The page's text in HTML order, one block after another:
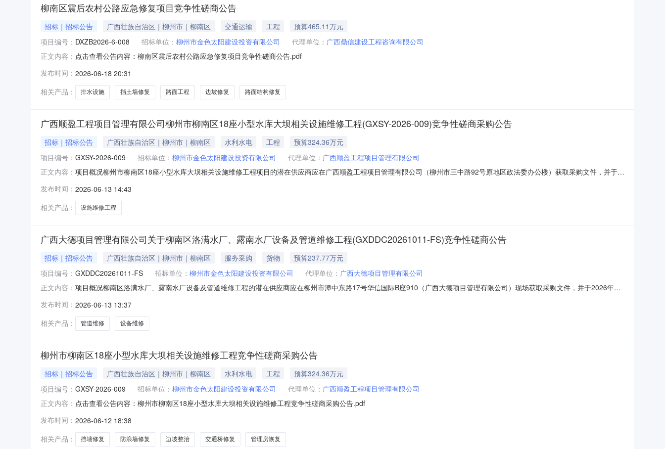
柳南区震后农村公路应急修复项目竞争性磋商公告
招标｜招标公告 广西壮族自治区｜柳州市｜柳南区 交通运输 工程
预算465.11万元
项目编号： DXZB2026-6-008 招标单位： 柳州市金色太阳建设投资有限公司 代理单位： 广西鼎信建设工程咨询有限公司
正文内容： 点击查看公告内容：柳南区震后农村公路应急修复项目竞争性磋商公告.pdf
发布时间： 2026-06-18 20:31
相关产品：
排水设施 挡土墙修复 路面工程 边坡修复 路面结构修复
广西顺盈工程项目管理有限公司柳州市柳南区18座小型水库大坝相关设施维修工程(GXSY-2026-009)竞争性磋商采购公告
招标｜招标公告 广西壮族自治区｜柳州市｜柳南区 水利水电 工程
预算324.36万元
项目编号： GXSY-2026-009 招标单位： 柳州市金色太阳建设投资有限公司 代理单位： 广西顺盈工程项目管理有限公司
正文内容： 项目概况柳州市柳南区18座小型水库大坝相关设施维修工程项目的潜在供应商应在广西顺盈工程项目管理有限公司（柳州市三中路92号原地区政法委办公楼）获取采购文件，并于
性谈判■竞争性磋商□询价预算金额：3243606.02元最高限价：/采购需求：本项目为柳州市柳南区18座小型震后应急修复加固工程，对震损较重的太阳村镇10座，分别为拉达、石头
湾，
发布时间： 2026-06-13 14:43
相关产品：
设施维修工程
广西大德项目管理有限公司关于柳南区洛满水厂、露南水厂设备及管道维修工程(GXDDC20261011-FS)竞争性磋商公告
招标｜招标公告 广西壮族自治区｜柳州市｜柳南区 服务采购 货物
预算237.77万元
项目编号： GXDDC20261011-FS 招标单位： 柳州市金色太阳建设投资有限公司 代理单位： 广西大德项目管理有限公司
正文内容： 项目概况柳南区洛满水厂、露南水厂设备及管道维修工程的潜在供应商应在柳州市潭中东路17号华信国际B座910（广西大德项目管理有限公司）现场获取采购文件，并于2026年06
商预算总金额（元）：2377741.76采购需求：标项名称：柳南区洛满水厂、露南水厂设备及管道维修工程数量：1预算金额（元）：2377741.76简要规格描述或项目基本概况介绍
发布时间： 2026-06-13 13:37
相关产品：
管道维修 设备维修
柳州市柳南区18座小型水库大坝相关设施维修工程竞争性磋商采购公告
招标｜招标公告 广西壮族自治区｜柳州市｜柳南区 水利水电 工程
预算324.36万元
项目编号： GXSY-2026-009 招标单位： 柳州市金色太阳建设投资有限公司 代理单位： 广西顺盈工程项目管理有限公司
正文内容： 点击查看公告内容：柳州市柳南区18座小型水库大坝相关设施维修工程竞争性磋商采购公告.pdf
发布时间： 2026-06-12 18:38
相关产品：
挡墙修复 防浪墙修复 边坡整治 交通桥修复 管理房恢复